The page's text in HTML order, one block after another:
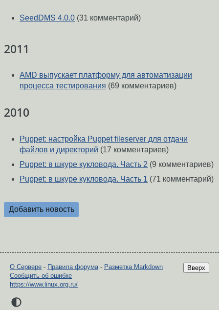
SeedDMS 4.0.0 (31 комментарий)
2011
AMD выпускает платформу для автоматизации
процесса тестирования (69 комментариев)
2010
Puppet: настройка Puppet fileserver для отдачи
файлов и директорий (17 комментариев)
Puppet: в шкуре кукловода. Часть 2 (9 комментариев)
Puppet: в шкуре кукловода. Часть 1 (71 комментарий)
Добавить новость
Вверх
О Сервере - Правила форума- Разметка Markdown
Сообщить об ошибке
https://www.linux.org.ru/